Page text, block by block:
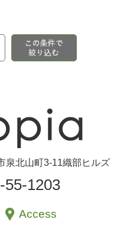
泉北山町3-11織部ヒルズ
55-1203
Access